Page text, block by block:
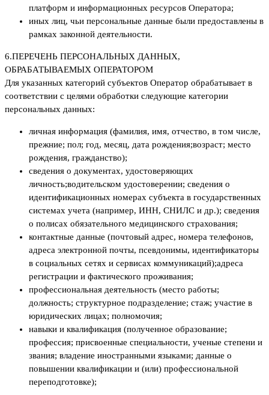
платформ и информационных ресурсов Оператора;
иных лиц, чьи персональные данные были предоставлены в
рамках законной деятельности.
6.ПЕРЕЧЕНЬ ПЕРСОНАЛЬНЫХ ДАННЫХ,
ОБРАБАТЫВАЕМЫХ ОПЕРАТОРОМ
Для указанных категорий субъектов Оператор обрабатывает в
соответствии с целями обработки следующие категории
персональных данных:
личная информация (фамилия, имя, отчество, в том числе,
прежние; пол; год, месяц, дата рождения;возраст; место
рождения, гражданство);
сведения о документах, удостоверяющих
личность;водительском удостоверении; сведения о
идентификационных номерах субъекта в государственных
системах учета (например, ИНН, СНИЛС и др.); сведения
о полисах обязательного медицинского страхования;
контактные данные (почтовый адрес, номера телефонов,
адреса электронной почты, псевдонимы, идентификаторы
в социальных сетях и сервисах коммуникаций);адреса
регистрации и фактического проживания;
профессиональная деятельность (место работы;
должность; структурное подразделение; стаж; участие в
юридических лицах; полномочия;
навыки и квалификация (полученное образование;
профессия; присвоенные специальности, ученые степени и
звания; владение иностранными языками; данные о
повышении квалификации и (или) профессиональной
переподготовке);